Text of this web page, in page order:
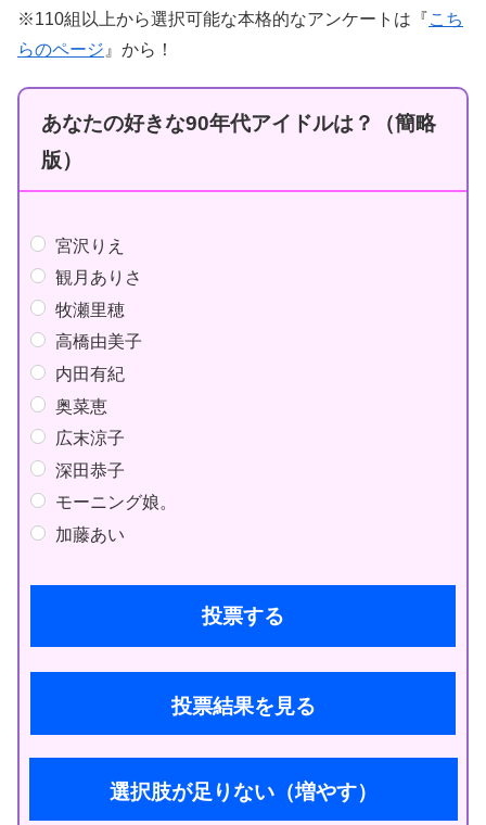
※110組以上から選択可能な本格的なアンケートは『こち
らのページ 』から！
あなたの好きな90年代アイドルは？（簡略
版）
宮沢りえ
観月ありさ
牧瀬里穂
高橋由美子
内田有紀
奥菜恵
広末涼子
深田恭子
モーニング娘。
加藤あい
投票結果を見る
選択肢が足りない（増やす）